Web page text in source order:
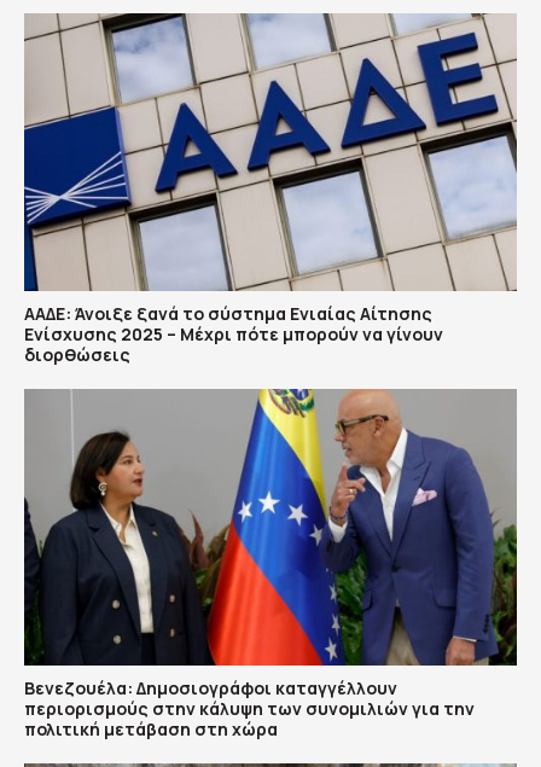
ΑΑΔΕ: Άνοιξε ξανά το σύστημα Ενιαίας Αίτησης
Ενίσχυσης 2025 – Μέχρι πότε μπορούν να γίνουν
διορθώσεις
Βενεζουέλα: Δημοσιογράφοι καταγγέλλουν
περιορισμούς στην κάλυψη των συνομιλιών για την
πολιτική μετάβαση στη χώρα